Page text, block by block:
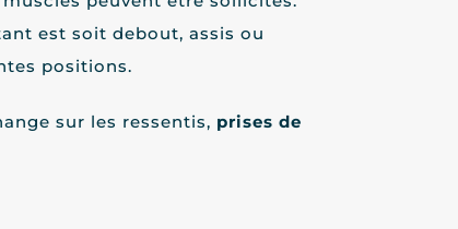
est soit debout, assis ou
positions.
sur les ressentis, prises de